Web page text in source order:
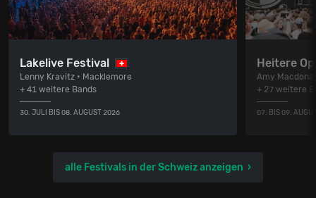
Lakelive Festival
Lenny Kravitz • Macklemore
+ 41 weitere Bands
30. JULI BIS 08. AUGUST 2026
Heitere
Amy
+ 27 weitere
07. BIS 09.
alle Festivals in der Schweiz anzeigen